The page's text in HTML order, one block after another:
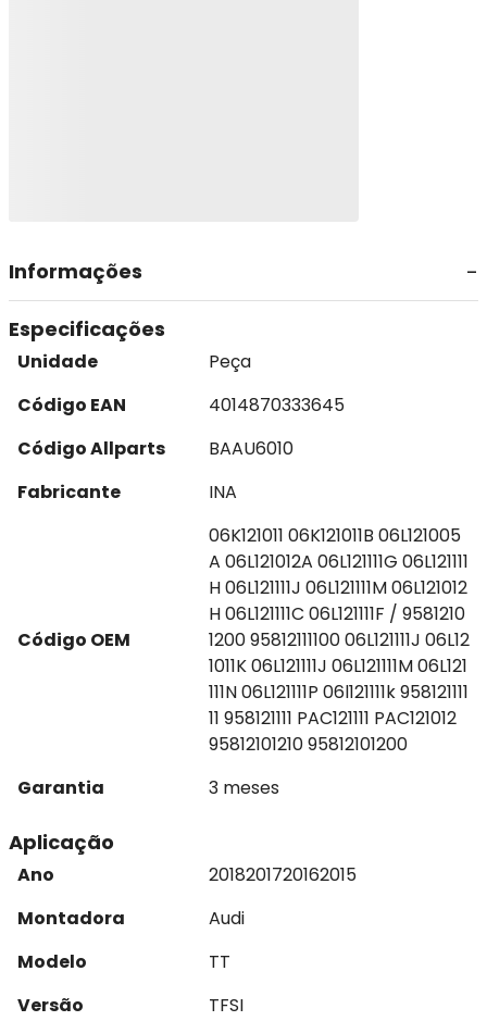
Informações
Especificações
Unidade
Peça
Código EAN
4014870333645
Código Allparts
BAAU6010
Fabricante
INA
Código OEM
06K121011 06K121011B 06L121005
A 06L121012A 06L121111G 06L121111
H 06L121111J 06L121111M 06L121012
H 06L121111C 06L121111F / 9581210
1200 95812111100 06L121111J 06L12
1011K 06L121111J 06L121111M 06L121
111N 06L121111P 06l121111k 958121111
11 958121111 PAC121111 PAC121012
95812101210 95812101200
Garantia
3 meses
Aplicação
Ano 2018201720162015
Montadora
Audi
Modelo
TT
Versão
TFSI